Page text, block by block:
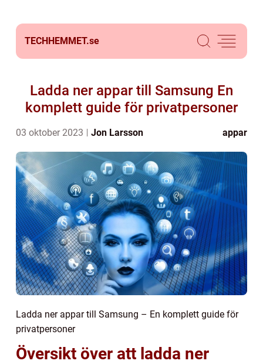
TECHHEMMET.se
Ladda ner appar till Samsung En
komplett guide för privatpersoner
03 oktober 2023 Jon Larsson appar
Ladda ner appar till Samsung – En komplett guide för
privatpersoner
Översikt över att ladda ner